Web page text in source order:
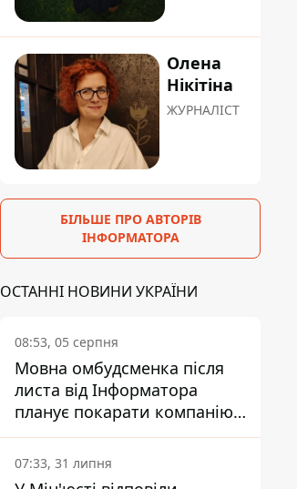
Олена
Нікітіна
ЖУРНАЛІСТ
БІЛЬШЕ ПРО АВТОРІВ
ІНФОРМАТОРА
ОСТАННІ НОВИНИ УКРАЇНИ
08:53, 05 серпня
Мовна омбудсменка після
листа від Інформатора
планує покарати компанію-
підрядника ПриватБанку
07:33, 31 липня